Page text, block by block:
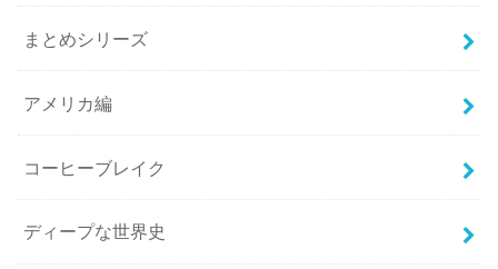
まとめシリーズ
アメリカ編
コーヒーブレイク
ディープな世界史